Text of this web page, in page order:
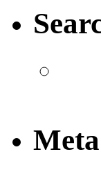
Meta